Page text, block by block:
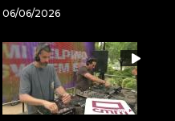
06/06/2026